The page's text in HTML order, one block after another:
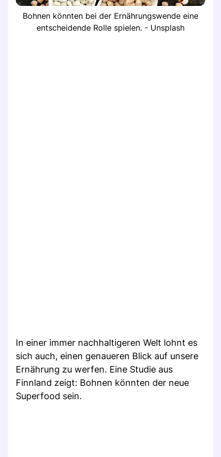
Bohnen könnten bei der Ernährungswende eine
entscheidende Rolle spielen. - Unsplash
In einer immer nachhaltigeren Welt lohnt es
sich auch, einen genaueren Blick auf unsere
Ernährung zu werfen. Eine Studie aus
Finnland zeigt: Bohnen könnten der neue
Superfood sein.